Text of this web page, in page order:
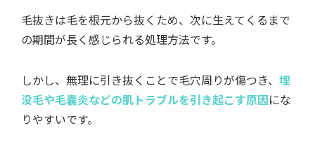
毛抜きは毛を根元から抜くため、次に生えてくるまで
の期間が長く感じられる処理方法です。
しかし、無理に引き抜くことで毛穴周りが傷つき、 埋
没毛や毛嚢炎などの肌トラブルを引き起こす原因にな
りやすいです。